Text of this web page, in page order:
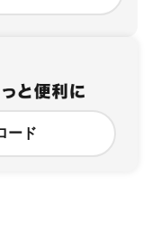
ード